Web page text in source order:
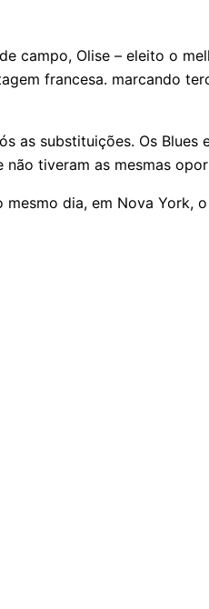
campo, Olise – eleito o
francesa. marcando
as substituições. Os
não tiveram as mesmas
dia, em Nova York,